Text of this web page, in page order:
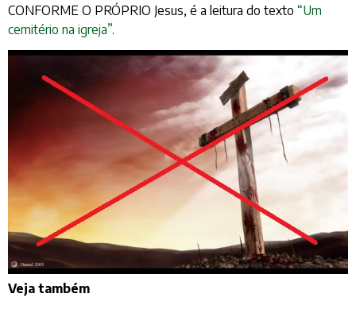
CONFORME O PRÓPRIO Jesus, é a leitura do texto “Um
cemitério na igreja”.
Veja também